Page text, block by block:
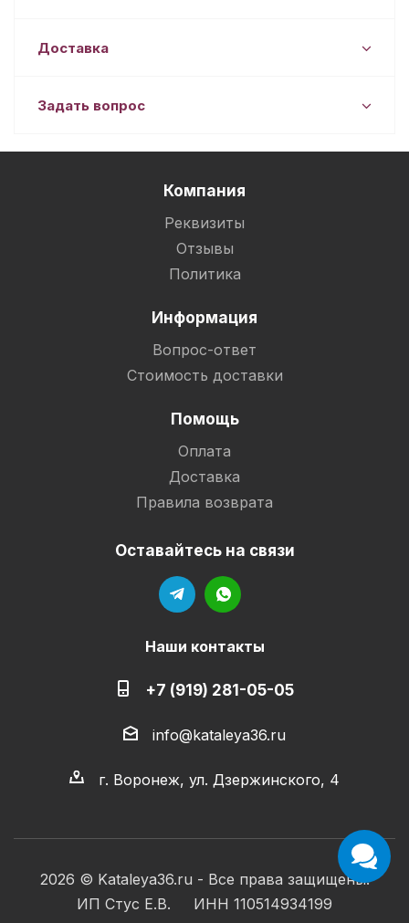
Доставка
Задать вопрос
Компания
Реквизиты
Отзывы
Политика
Информация
Вопрос-ответ
Стоимость доставки
Помощь
Оплата
Доставка
Правила возврата
Оставайтесь на связи
Наши контакты
+7 (919) 281-05-05
info@kataleya36.ru
г. Воронеж, ул. Дзержинского, 4
2026 © Kataleya36.ru - Все права защищены.
ИП Стус Е.В. ИНН 110514934199